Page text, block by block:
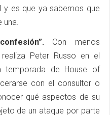
y es que ya sabemos que
una.
Con menos
Peter Russo en el
temporada de House of
con el consultor o
qué aspectos de su
de un ataque por parte